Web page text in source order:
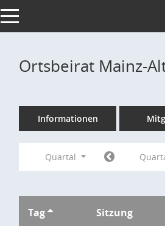
Toggle navigation
Ortsbeirat Mainz-
Informationen
Quartal
Tag Sitzung